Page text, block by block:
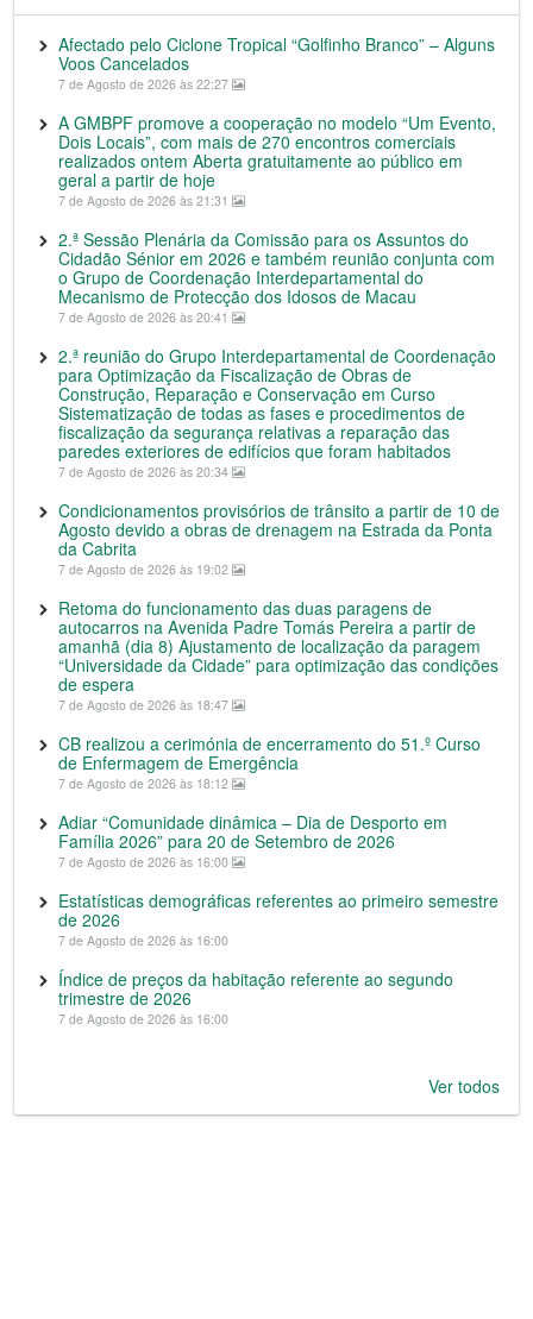
Afectado pelo Ciclone Tropical “Golfinho Branco” – Alguns
Voos Cancelados
7 de Agosto de 2026 às 22:27
A GMBPF promove a cooperação no modelo “Um Evento,
Dois Locais”, com mais de 270 encontros comerciais
realizados ontem Aberta gratuitamente ao público em
geral a partir de hoje
7 de Agosto de 2026 às 21:31
2.ª Sessão Plenária da Comissão para os Assuntos do
Cidadão Sénior em 2026 e também reunião conjunta com
o Grupo de Coordenação Interdepartamental do
Mecanismo de Protecção dos Idosos de Macau
7 de Agosto de 2026 às 20:41
2.ª reunião do Grupo Interdepartamental de Coordenação
para Optimização da Fiscalização de Obras de
Construção, Reparação e Conservação em Curso
Sistematização de todas as fases e procedimentos de
fiscalização da segurança relativas a reparação das
paredes exteriores de edifícios que foram habitados
7 de Agosto de 2026 às 20:34
Condicionamentos provisórios de trânsito a partir de 10 de
Agosto devido a obras de drenagem na Estrada da Ponta
da Cabrita
7 de Agosto de 2026 às 19:02
Retoma do funcionamento das duas paragens de
autocarros na Avenida Padre Tomás Pereira a partir de
amanhã (dia 8) Ajustamento de localização da paragem
“Universidade da Cidade” para optimização das condições
de espera
7 de Agosto de 2026 às 18:47
CB realizou a cerimónia de encerramento do 51.º Curso
de Enfermagem de Emergência
7 de Agosto de 2026 às 18:12
Adiar “Comunidade dinâmica – Dia de Desporto em
Família 2026” para 20 de Setembro de 2026
7 de Agosto de 2026 às 16:00
Estatísticas demográficas referentes ao primeiro semestre
de 2026
7 de Agosto de 2026 às 16:00
Índice de preços da habitação referente ao segundo
trimestre de 2026
7 de Agosto de 2026 às 16:00
Ver todos